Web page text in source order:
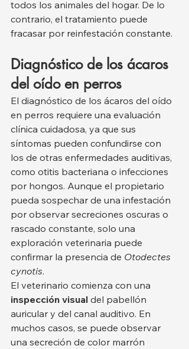
todos los animales del hogar. De lo
contrario, el tratamiento puede
fracasar por reinfestación constante.
Diagnóstico de los ácaros
del oído en perros
El diagnóstico de los ácaros del oído
en perros requiere una evaluación
clínica cuidadosa, ya que sus
síntomas pueden confundirse con
los de otras enfermedades auditivas,
como otitis bacteriana o infecciones
por hongos. Aunque el propietario
pueda sospechar de una infestación
por observar secreciones oscuras o
rascado constante, solo una
exploración veterinaria puede
confirmar la presencia de Otodectes
cynotis.
El veterinario comienza con una
inspección visual del pabellón
auricular y del canal auditivo. En
muchos casos, se puede observar
una secreción de color marrón